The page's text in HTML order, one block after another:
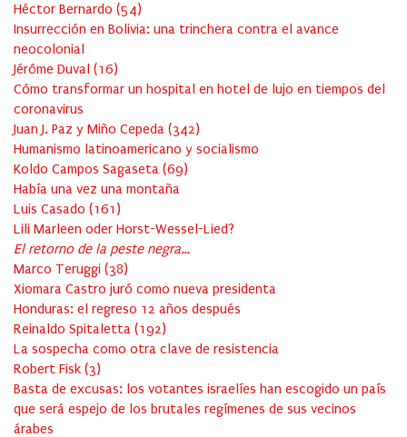
Héctor Bernardo (54)
Insurrección en Bolivia: una trinchera contra el avance
neocolonial
Jérôme Duval (16)
Cómo transformar un hospital en hotel de lujo en tiempos del
coronavirus
Juan J. Paz y Miño Cepeda (342)
Humanismo latinoamericano y socialismo
Koldo Campos Sagaseta (69)
Había una vez una montaña
Luis Casado (161 )
Lili Marleen oder Horst-Wessel-Lied?
El retorno de la peste negra…
Marco Teruggi (38)
Xiomara Castro juró como nueva presidenta
Honduras: el regreso 12 años después
Reinaldo Spitaletta (192)
La sospecha como otra clave de resistencia
Robert Fisk (3)
Basta de excusas: los votantes israelíes han escogido un país
que será espejo de los brutales regímenes de sus vecinos
árabes